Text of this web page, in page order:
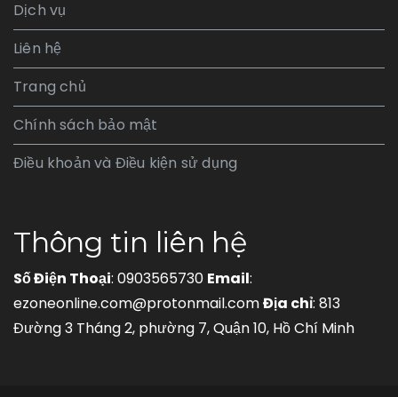
Dịch vụ
Liên hệ
Trang chủ
Chính sách bảo mật
Điều khoản và Điều kiện sử dụng
Thông tin liên hệ
Số Điện Thoại: 0903565730 Email:
ezoneonline.com@protonmail.comĐịa chỉ: 813
Đường 3 Tháng 2, phường 7, Quận 10, Hồ Chí Minh